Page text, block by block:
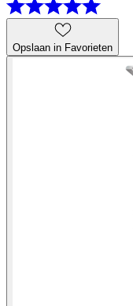
Opslaan in Favorieten